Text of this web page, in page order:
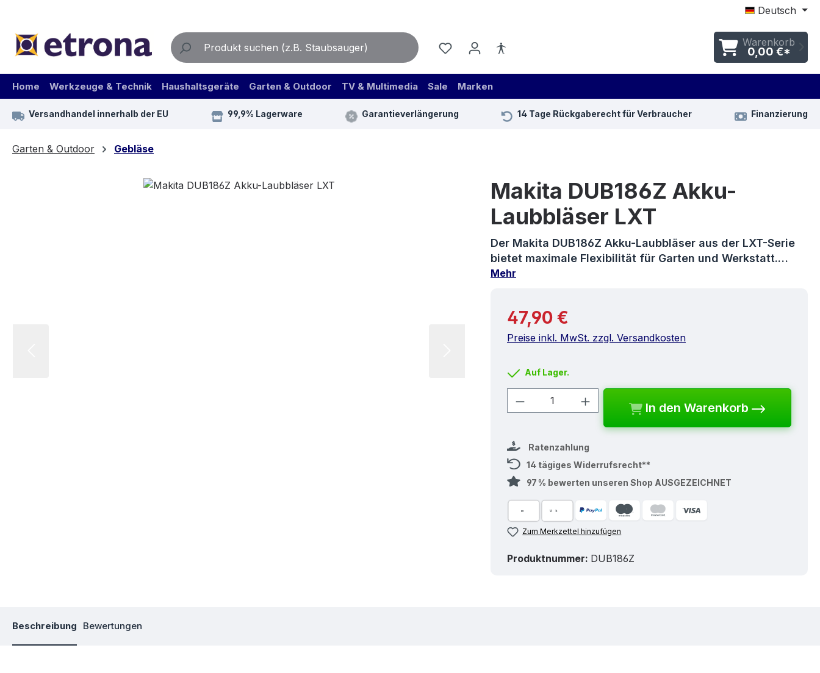
Deutsch
Warenkorb
0,00 €*
Home Werkzeuge & Technik Haushaltsgeräte Garten & Outdoor TV & Multimedia Sale Marken
Versandhandel innerhalb der EU 99,9% Lagerware Garantieverlängerung 14 Tage Rückgaberecht für Verbraucher Finanzierung
Garten & Outdoor Gebläse
Makita DUB186Z Akku-
Laubbläser LXT
Der Makita DUB186Z Akku-Laubbläser aus der LXT-Serie
bietet maximale Flexibilität für Garten und Werkstatt.…
Mehr
Regulärer Preis:
47,90 €
Preise inkl. MwSt. zzgl. Versandkosten
Auf Lager.
Produkt Anzahl: Gib den gewünschten
In den Warenkorb
Ratenzahlung
14 tägiges Widerrufsrecht**
97 % bewerten unseren Shop AUSGEZEICHNET
Zum Merkzettel hinzufügen
Produktnummer: DUB186Z
Beschreibung Bewertungen